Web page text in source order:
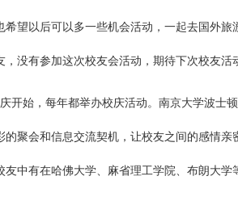
望以后可以多一些机会活动，一起去国外
没有参加这次校友会活动，期待下次校友活
开始，每年都举办校庆活动。南京大学波
聚会和信息交流契机，让校友之间的感情
中有在哈佛大学、麻省理工学院、布朗大